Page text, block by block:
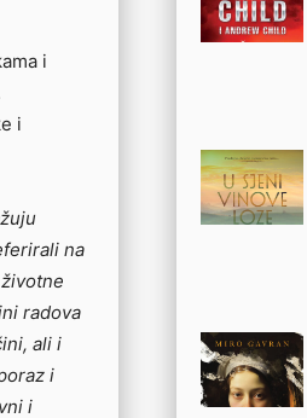
i
i
na
radova
ali i
i
i